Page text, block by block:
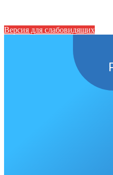
Версия для слабовидящих